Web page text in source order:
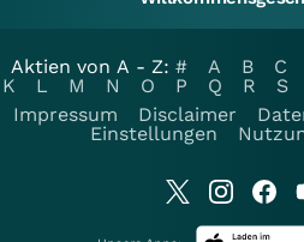
Aktien von A - Z: # A B C
K
L M N O P Q R S
Impressum
Disclaimer
Einstellungen